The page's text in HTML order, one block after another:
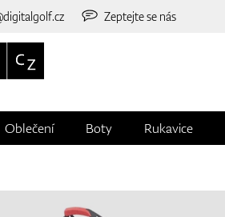
Zeptejte se nás
Oblečení Boty Rukavice